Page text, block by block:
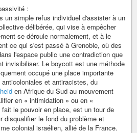
:
un simple refus individuel d'assister à un
délibérée, qui vise à empêcher
se déroule normalement, et à le
ce qui s'est passé à Grenoble, où des
l'espace public une contradiction que
invisibiliser. Le boycott est une méthode
occupé une place importante
et antiracistes, du
en Afrique du Sud au mouvement
en « intimidation » ou en «
le pouvoir en place, est un tour de
disqualifier le fond du problème et
colonial israélien, allié de la France.